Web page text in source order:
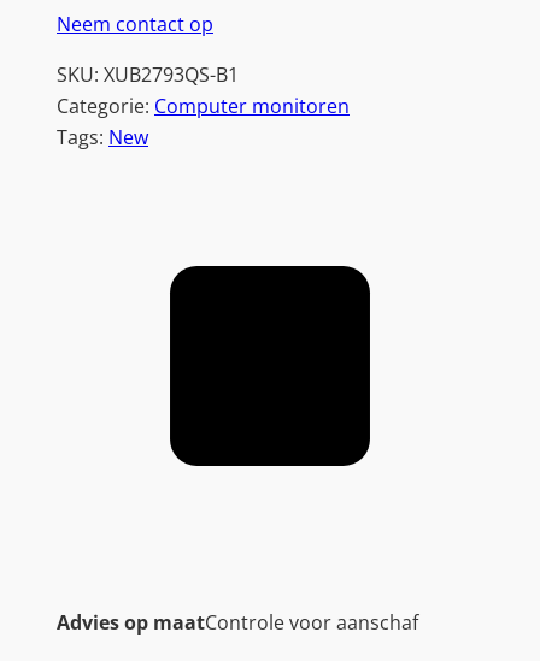
Neem contact op
SKU: XUB2793QS-B1
Categorie: Computer monitoren
Tags: New
Advies op maatControle voor aanschaf